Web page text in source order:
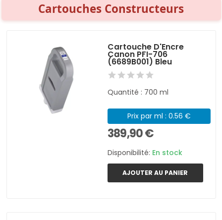
Cartouches Constructeurs
Cartouche D'Encre
Canon PFI-706
(6689B001) Bleu
Quantité : 700 ml
Prix par ml : 0.56 €
389,90 €
Disponibilité: En stock
AJOUTER AU PANIER